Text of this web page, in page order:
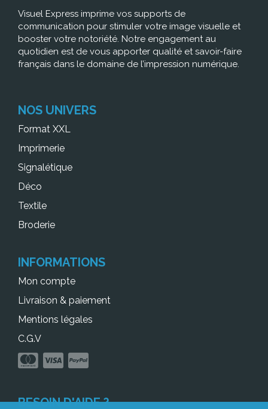
Visuel Express imprime vos supports de
communication pour stimuler votre image visuelle et
booster votre notoriété. Notre engagement au
quotidien est de vous apporter qualité et savoir-faire
français dans le domaine de l’impression numérique.
NOS UNIVERS
Format XXL
Imprimerie
Signalétique
Déco
Textile
Broderie
INFORMATIONS
Mon compte
Livraison & paiement
Mentions légales
C.G.V
BESOIN D'AIDE ?